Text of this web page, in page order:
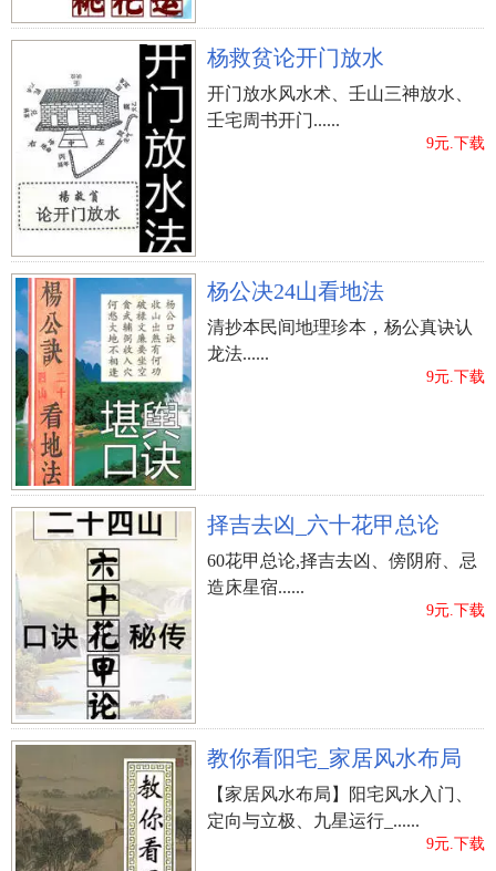
杨救贫论开门放水
开门放水风水术、壬山三神放水、
壬宅周书开门......
9元.下载
杨公决24山看地法
清抄本民间地理珍本，杨公真诀认
龙法......
9元.下载
择吉去凶_六十花甲总论
60花甲总论,择吉去凶、傍阴府、忌
造床星宿......
9元.下载
教你看阳宅_家居风水布局
【家居风水布局】阳宅风水入门、
定向与立极、九星运行_......
9元.下载